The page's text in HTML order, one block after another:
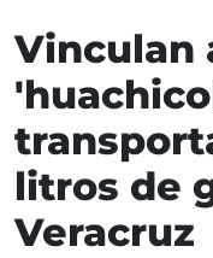
Vinculan
litros de
Veracruz